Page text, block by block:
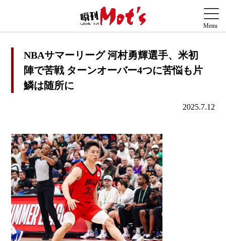
NBAサマーリーグ 河村勇輝選手、米初
陣で苦戦 ターンオーバー4つに苦悩も片
鱗は随所に
2025.7.12